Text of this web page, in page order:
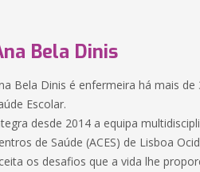
Bela Dinis
Bela Dinis é enfermeira há mais
Escolar.
desde 2014 a equipa
de Saúde (ACES) de Lisboa
os desafios que a vida lhe